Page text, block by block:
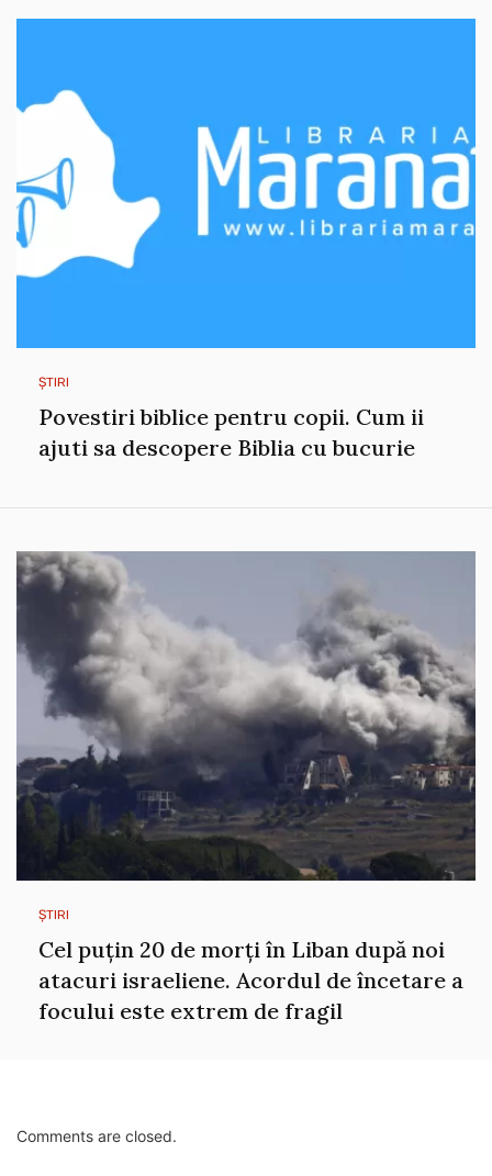
ȘTIRI
Povestiri biblice pentru copii. Cum ii
ajuti sa descopere Biblia cu bucurie
ȘTIRI
Cel puțin 20 de morți în Liban după noi
atacuri israeliene. Acordul de încetare a
focului este extrem de fragil
Comments are closed.